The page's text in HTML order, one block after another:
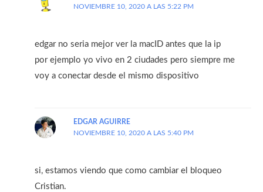
NOVIEMBRE 10, 2020 A LAS 5:22 PM
edgar no seria mejor ver la macID antes que la ip
por ejemplo yo vivo en 2 ciudades pero siempre me
voy a conectar desde el mismo dispositivo
EDGAR AGUIRRE
NOVIEMBRE 10, 2020 A LAS 5:40 PM
si, estamos viendo que como cambiar el bloqueo
Cristian.